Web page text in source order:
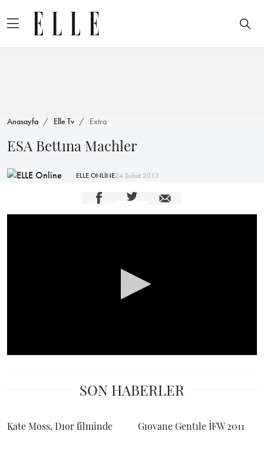
Anasayfa Elle Tv Extra
ESA Bettına Machler
ELLE ONLİNE24 Şubat 2013
SON HABERLER
Kate Moss, Dıor filminde Gıovane Gentıle İFW 2011